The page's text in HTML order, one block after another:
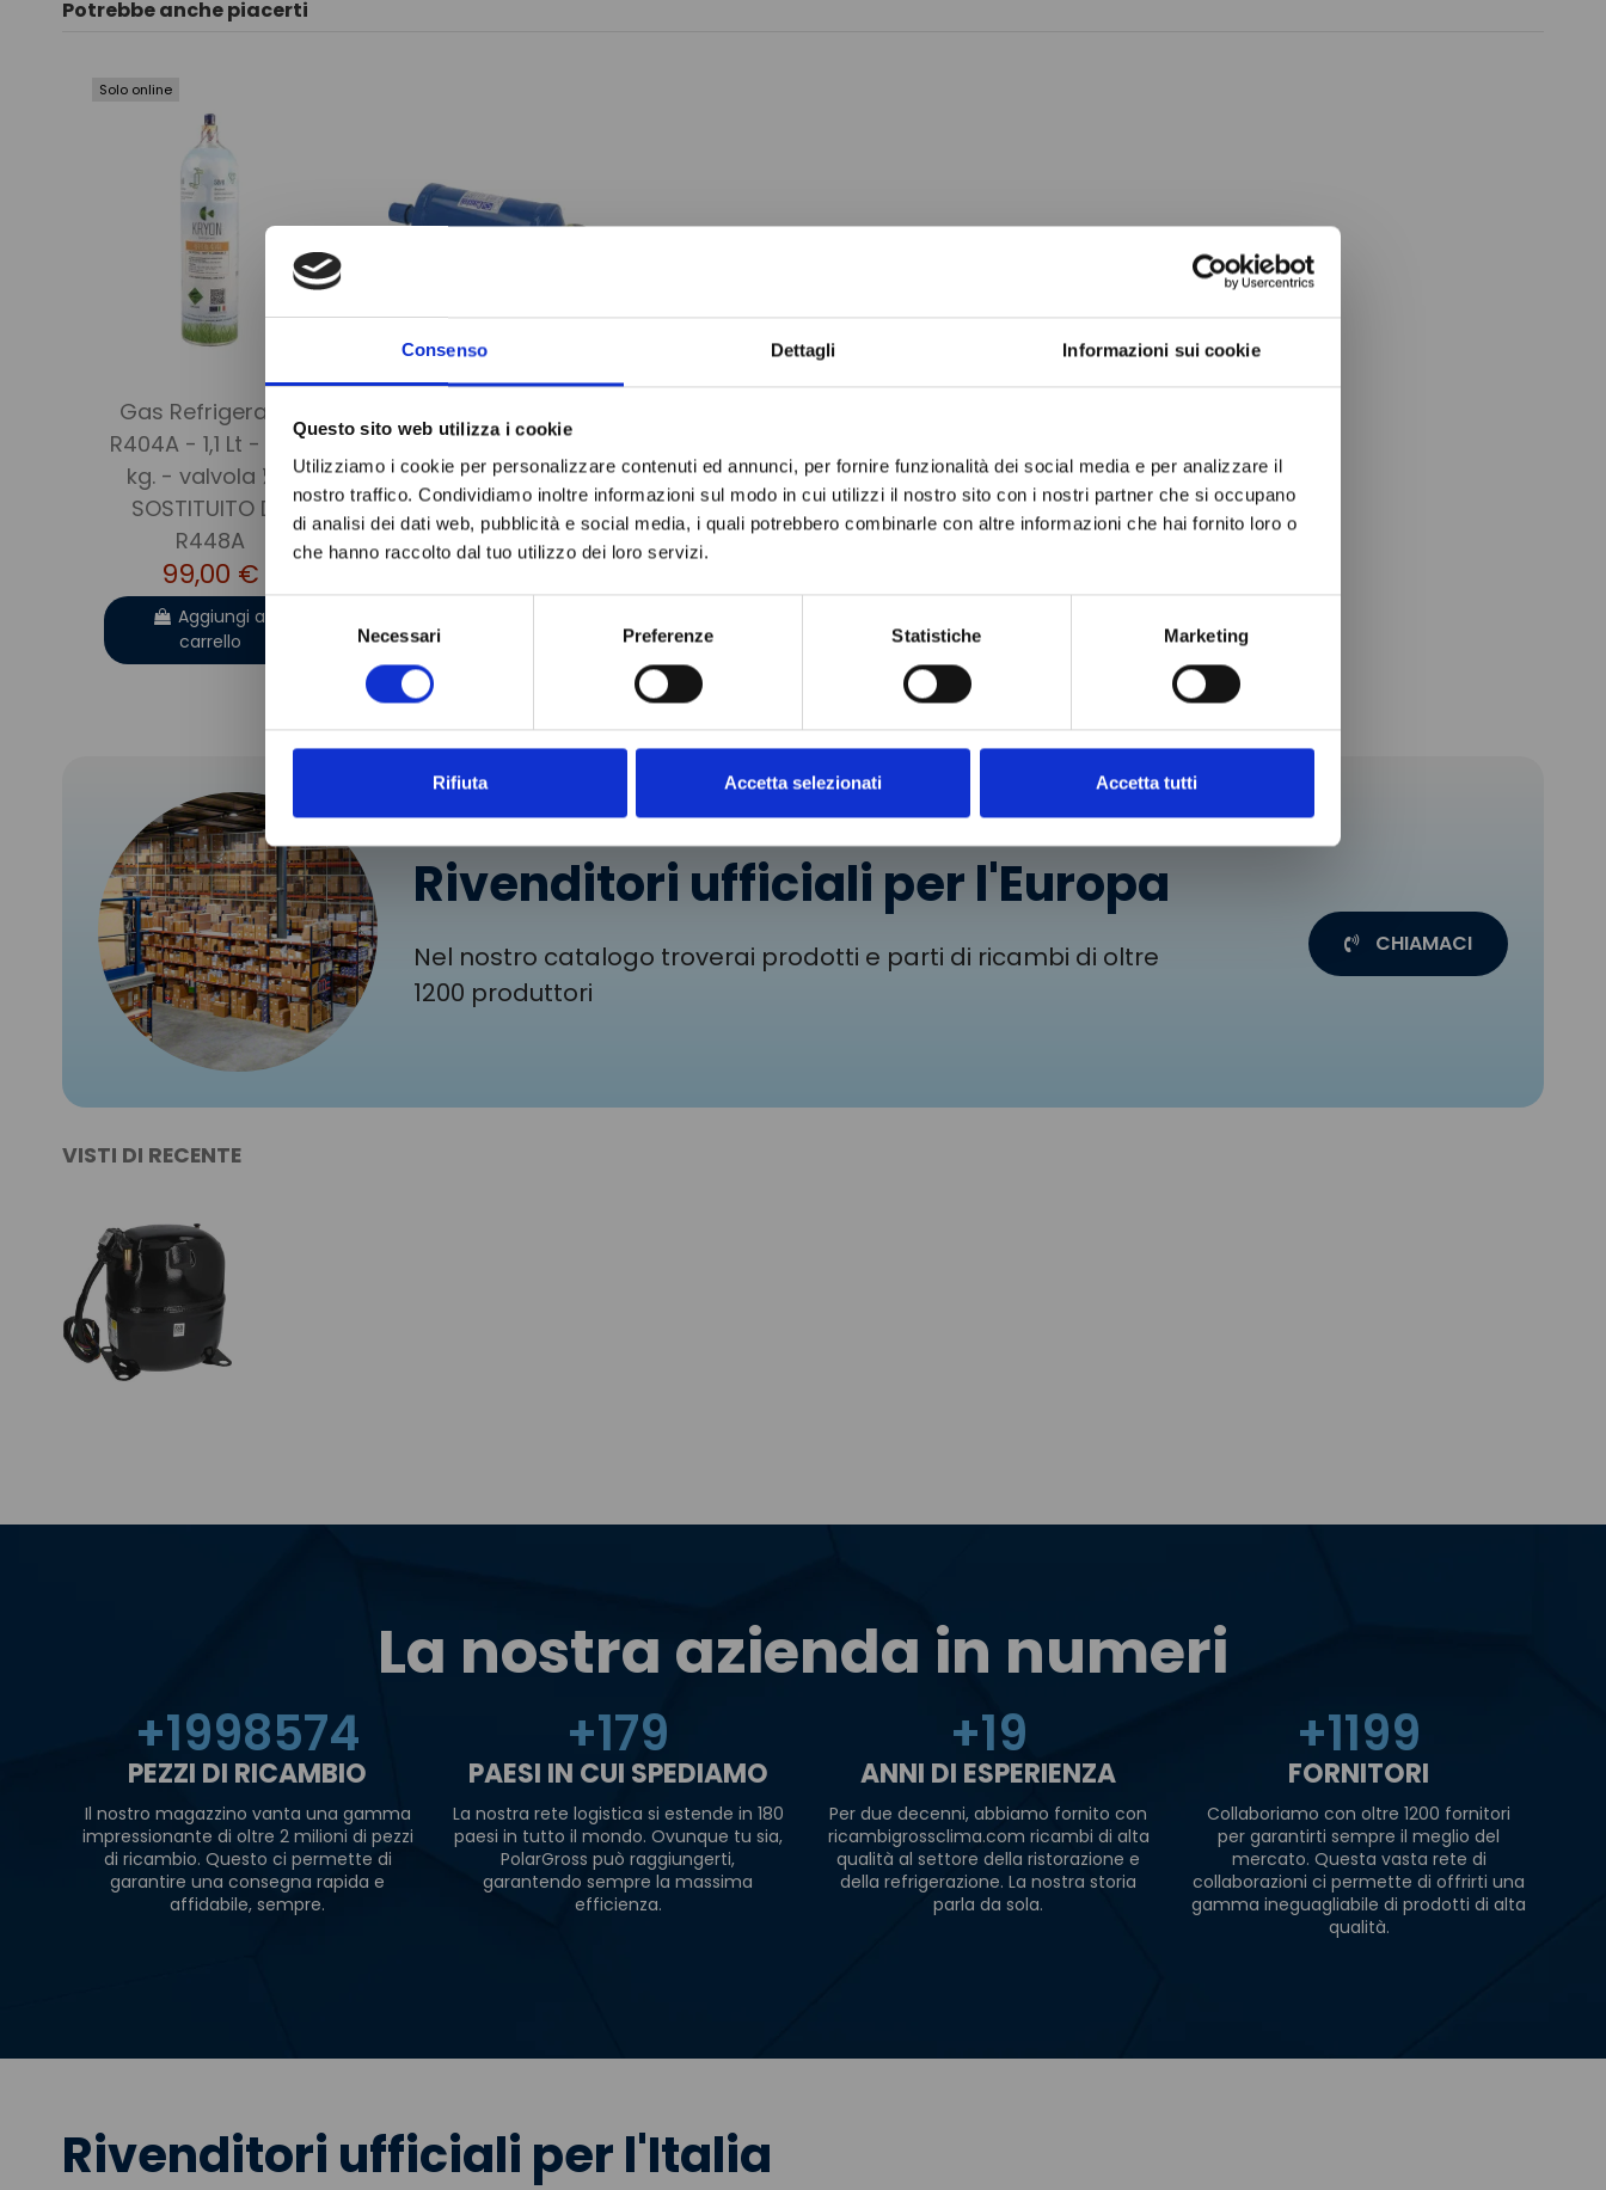
Consenso Dettagli Informazioni sui cookie
Questo sito web utilizza i cookie
Utilizziamo i cookie per personalizzare contenuti ed annunci, per fornire funzionalità dei social media e per analizzare il
nostro traffico. Condividiamo inoltre informazioni sul modo in cui utilizzi il nostro sito con i nostri partner che si occupano
di analisi dei dati web, pubblicità e social media, i quali potrebbero combinarle con altre informazioni che hai fornito loro o
che hanno raccolto dal tuo utilizzo dei loro servizi.
consenso
Necessari Preferenze Statistiche Marketing
Rifiuta Accetta selezionati Accetta tutti
Potrebbe anche piacerti
Solo online
Gas Refrigerante
R404A - 1,1 Lt - 0,75
kg. - valvola ¼ -
SOSTITUITO DA
R448A
99,00 €
Aggiungi al
carrello
DISIDRATATORE
CON INDICATORE
UMIDITA' DI341N/6
64,99 €
Rivenditori ufficiali per l'Europa
Nel nostro catalogo troverai prodotti e parti di ricambi di oltre
1200 produttori
CHIAMACI
VISTI DI RECENTE
La nostra azienda in numeri
+2000000
PEZZI DI RICAMBIO
Il nostro magazzino vanta una gamma
impressionante di oltre 2 milioni di pezzi
di ricambio. Questo ci permette di
garantire una consegna rapida e
affidabile, sempre.
+180
PAESI IN CUI SPEDIAMO
La nostra rete logistica si estende in 180
paesi in tutto il mondo. Ovunque tu sia,
PolarGross può raggiungerti,
garantendo sempre la massima
efficienza.
+20
ANNI DI ESPERIENZA
Per due decenni, abbiamo fornito con
ricambigrossclima.com ricambi di alta
qualità al settore della ristorazione e
della refrigerazione. La nostra storia
parla da sola.
+1200
FORNITORI
Collaboriamo con oltre 1200 fornitori
per garantirti sempre il meglio del
mercato. Questa vasta rete di
collaborazioni ci permette di offrirti una
gamma ineguagliabile di prodotti di alta
qualità.
Rivenditori ufficiali per l'Italia